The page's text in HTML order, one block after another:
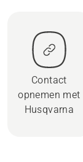
Contact
opnemen met
Husqvarna